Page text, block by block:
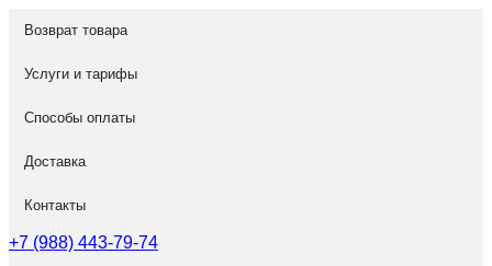
Возврат товара
Услуги и тарифы
Способы оплаты
Доставка
Контакты
+7 (988) 443-79-74